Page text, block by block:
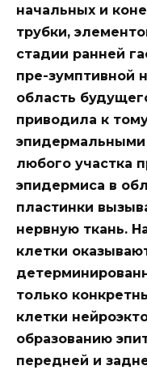
начальных и
трубки,
стадии ранней
пре-зумптивной
область
приводила к
эпидермальными
любого участка
эпидермиса в
пластинки
нервную ткань.
клетки
только
клетки
образованию
передней и